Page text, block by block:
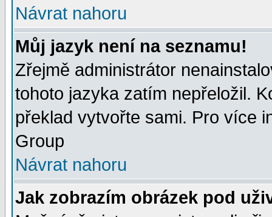
Návrat nahoru
Můj jazyk není na seznamu!
Zřejmě administrátor
tohoto jazyka zatím nepřeložil.
překlad vytvořte sami. Pro více
Group
Návrat nahoru
Jak zobrazím obrázek pod